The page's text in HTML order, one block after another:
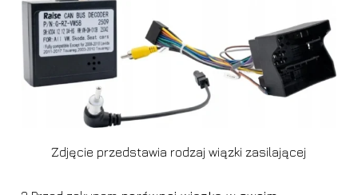
Zdjęcie przedstawia rodzaj wiązki zasilającej